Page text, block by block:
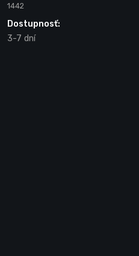
1442
Dostupnosť:
3-7 dní